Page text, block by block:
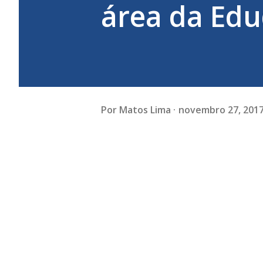
área da
Por Matos Lima novembro 27,